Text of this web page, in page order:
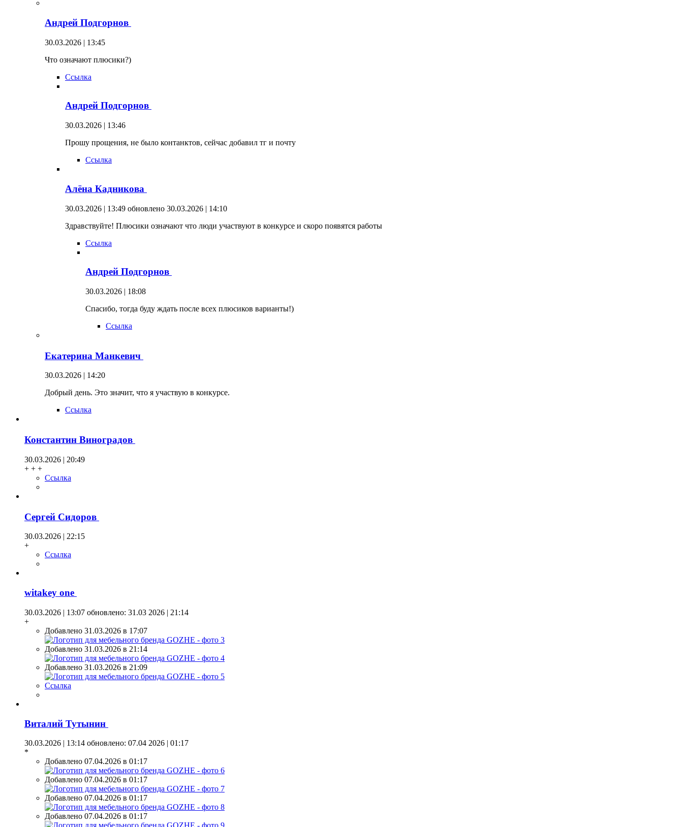
Андрей Подгорнов
30.03.2026 | 13:45
Что означают плюсики?)
Ссылка
Андрей Подгорнов
30.03.2026 | 13:46
Прошу прощения, не было контанктов, сейчас добавил тг и почту
Ссылка
Алёна Кадникова
30.03.2026 | 13:49 обновлено 30.03.2026 | 14:10
Здравствуйте! Плюсики означают что люди участвуют в конкурсе и скоро появятся работы
Ссылка
Андрей Подгорнов
30.03.2026 | 18:08
Спасибо, тогда буду ждать после всех плюсиков варианты!)
Ссылка
Екатерина Манкевич
30.03.2026 | 14:20
Добрый день. Это значит, что я участвую в конкурсе.
Ссылка
Константин Виноградов
30.03.2026 | 20:49
+ + +
Ссылка
Сергей Сидоров
30.03.2026 | 22:15
+
Ссылка
witakey one
30.03.2026 | 13:07 обновлено: 31.03 2026 | 21:14
+
Добавлено 31.03.2026 в 17:07
Добавлено 31.03.2026 в 21:14
Добавлено 31.03.2026 в 21:09
Ссылка
Виталий Тутынин
30.03.2026 | 13:14 обновлено: 07.04 2026 | 01:17
*
Добавлено 07.04.2026 в 01:17
Добавлено 07.04.2026 в 01:17
Добавлено 07.04.2026 в 01:17
Добавлено 07.04.2026 в 01:17